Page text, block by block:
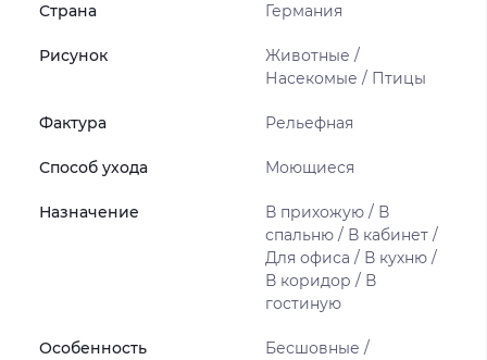
Страна Германия
Рисунок
Животные /
Насекомые / Птицы
Фактура Рельефная
Способ ухода Моющиеся
Назначение
В прихожую / В
спальню / В кабинет /
Для офиса / В кухню /
В коридор / В
гостиную
Особенность
Бесшовные /